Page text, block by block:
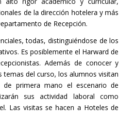
de la dirección hotelera y más
de Recepción.
todas, distinguiéndose de los
Es posiblemente el Harward de
Además de conocer y
temas del curso, los alumnos visitan
de primera mano el escenario de
sus actividad laboral como
Las visitas se hacen a Hoteles de